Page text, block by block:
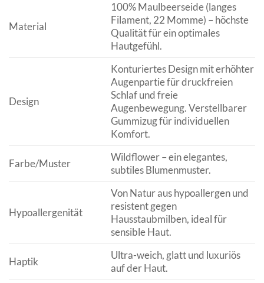
Material
100% Maulbeerseide (langes
Filament, 22 Momme) – höchste
Qualität für ein optimales
Hautgefühl.
Design
Konturiertes Design mit erhöhter
Augenpartie für druckfreien
Schlaf und freie
Augenbewegung. Verstellbarer
Gummizug für individuellen
Komfort.
Farbe/Muster
Wildflower – ein elegantes,
subtiles Blumenmuster.
Hypoallergenität
Von Natur aus hypoallergen und
resistent gegen
Hausstaubmilben, ideal für
sensible Haut.
Haptik
Ultra-weich, glatt und luxuriös
auf der Haut.